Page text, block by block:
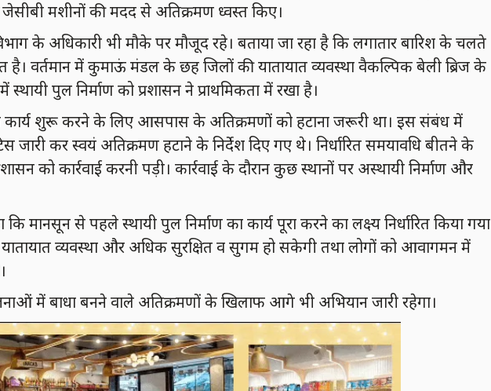
मशीनों की मदद से अतिक्रमण ध्वस्त किए।
विभाग के अधिकारी भी मौके पर मौजूद रहे। बताया जा रहा है कि लगातार बारिश के चलते
है। वर्तमान में कुमाऊं मंडल के छह जिलों की यातायात व्यवस्था वैकल्पिक बेली ब्रिज के
पुल निर्माण को प्रशासन ने प्राथमिकता में रखा है।
कार्य शुरू करने के लिए आसपास के अतिक्रमणों को हटाना जरूरी था। इस संबंध में
जारी कर स्वयं अतिक्रमण हटाने के निर्देश दिए गए थे। निर्धारित समयावधि बीतने के
को कार्रवाई करनी पड़ी। कार्रवाई के दौरान कुछ स्थानों पर अस्थायी निर्माण और
मानसून से पहले स्थायी पुल निर्माण का कार्य पूरा करने का लक्ष्य निर्धारित किया गया
व्यवस्था और अधिक सुरक्षित व सुगम हो सकेगी तथा लोगों को आवागमन में
में बाधा बनने वाले अतिक्रमणों के खिलाफ आगे भी अभियान जारी रहेगा।